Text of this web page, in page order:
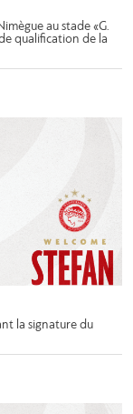
au stade «G.
qualification de la
la signature du